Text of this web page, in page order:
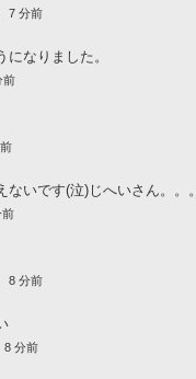
7 分前
になりました。
前
ないです(泣)じへいさん。。。
前
8 分前
8 分前